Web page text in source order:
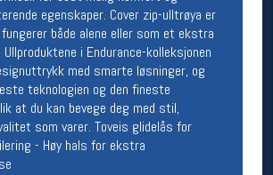
egenskaper. Cover zip-ulltrøya er
både alene eller som et ekstra
i Endurance-kolleksjonen
med smarte løsninger, og
teknologien og den fineste
at du kan bevege deg med stil,
som varer. Toveis glidelås for
- Høy hals for ekstra
verkstedet
11-18
11-16
må du logge inn i
trykke på den nederste blå